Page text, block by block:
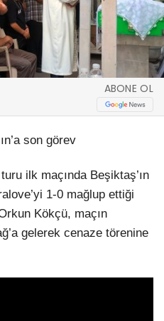
ABONE OL
son görev
ilk maçında Beşiktaş’ın
1-0 mağlup ettiği
Kökçü, maçın
gelerek cenaze törenine